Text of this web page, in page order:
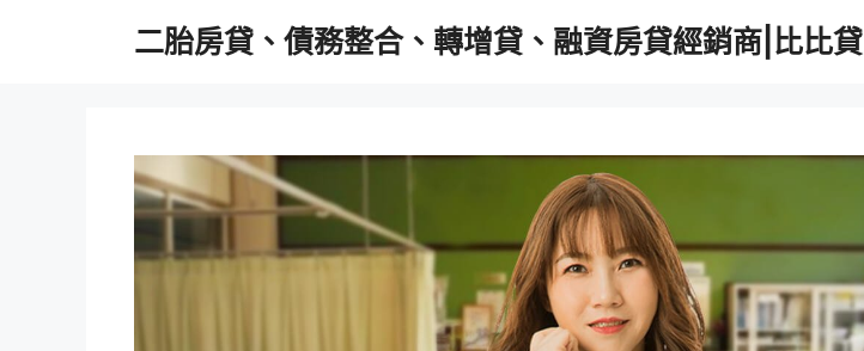
二胎房貸、債務整合、轉增貸、融資房貸經銷商|比比貸